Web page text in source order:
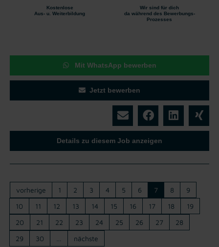
Kostenlose
Aus- u. Weiterbildung
Wir sind für dich
da während des Bewerbungs-
Prozesses
Mit WhatsApp bewerben
Jetzt bewerben
Details zu diesem Job anzeigen
vorherige 1 2 3 4 5 6 7 8
9
10
11 12 13 14 15 16 17 18
19
20
21 22 23 24 25 26 27
28
29
30 nächste